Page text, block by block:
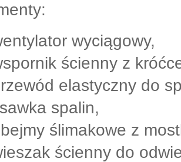
wyciągowy,
ścienny z
elastyczny do
spalin,
ślimakowe z
ścienny do